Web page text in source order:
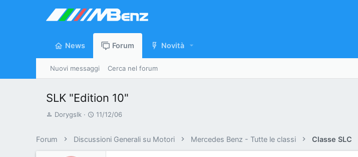
News Forum Novità
Nuovi messaggi Cerca nel forum
SLK "Edition 10"
A
Dorygslk
D
11/12/06
Forum Discussioni Generali su Motori Mercedes Benz - Tutte le classi Classe SLC